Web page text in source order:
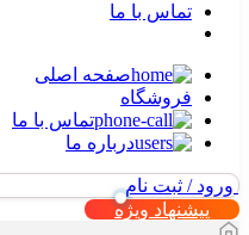
تماس با ما
صفحه اصلی
فروشگاه
تماس با ما
درباره ما
ورود / ثبت نام
پیشنهاد ویژه